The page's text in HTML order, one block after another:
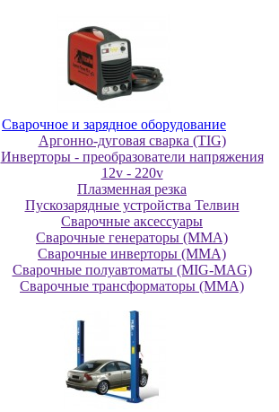
Cвapoчнoe и зарядное оборудование
Аргонно-дуговая сварка (TIG)
Инверторы - преобразователи напряжения
12v - 220v
Плазменная резка
Пускозарядные устройства Телвин
Сварочные аксессуары
Сварочные генераторы (MMA)
Сварочные инверторы (MMA)
Сварочные полуавтоматы (MIG-MAG)
Сварочные трансформаторы (MMA)